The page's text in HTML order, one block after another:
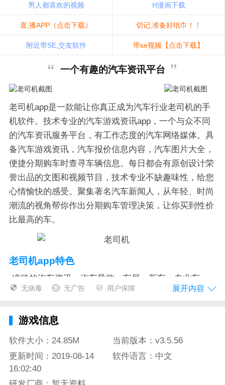
男人都喜欢的视频 H漫画下载
直,播APP（点击下载） 切记,准备好纸巾！！
附近带SE,交友软件 带se视频【点击下载】
一个有趣的汽车资讯平台
老司机app是一款能让你真正成为汽车行业老司机的手
机软件。技术专业的汽车游戏资讯app，一个与众不同
的汽车资讯服务平台，有工作态度的汽车网络媒体。具
备汽车游戏资讯，汽车报价信息内容，汽车图片大全，
便捷分期购车时查寻车辆信息。每日都会有原创设计荣
誉出品的文图和视频节目，技术专业不缺趣味性，给您
心情愉快的感受。聚集著名汽车新闻人，从年轻、时尚
潮流的视角帮你作出分期购车管理决策，让你买到性价
比最高的车。
老司机app特色
-准确的汽车资讯：汽车导购、车展、新车、专业车
评、及车圈新鲜事，及时专业
尚的角度帮你做出购车决策
-全面的车型信息：超全的车型库，从上市新车到停产
老车，都能找到详细的信息
-实用的选车功能：每辆车匹配语音推荐，同类车型话
无病毒 无广告 用户保障 展开内容
游戏信息
软件大小：24.85M
当前版本：v3.5.56
更新时间：2019-08-14
16:02:40
软件语言：中文